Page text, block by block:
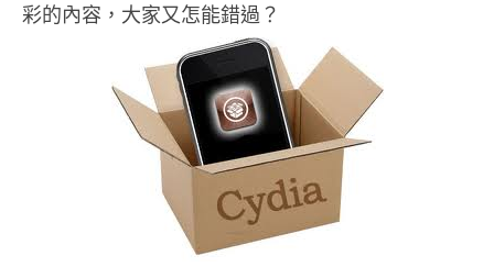
彩的內容，大家又怎能錯過？